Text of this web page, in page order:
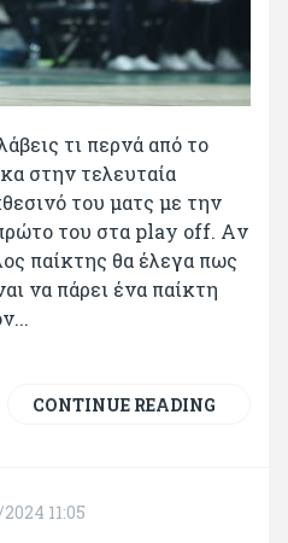
τι περνά από το
στην τελευταία
του ματς με την
του στα play off. Aν
παίκτης θα έλεγα πως
να πάρει ένα παίκτη
CONTINUE READING
11:05